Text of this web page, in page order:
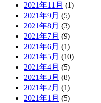
2021年11月 (1)
2021年9月 (5)
2021年8月 (3)
2021年7月 (9)
2021年6月 (1)
2021年5月 (10)
2021年4月 (5)
2021年3月 (8)
2021年2月 (1)
2021年1月 (5)